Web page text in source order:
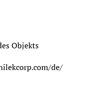
Objekts
de/